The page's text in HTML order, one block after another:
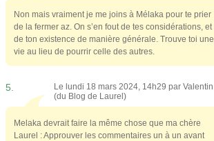
Non mais vraiment je me joins à Mélaka pour te prier
de la fermer az. On s’en fout de tes considérations, et
de ton existence de manière générale. Trouve toi une
vie au lieu de pourrir celle des autres.
5. Le lundi 18 mars 2024, 14h29 par Valentin
(du Blog de Laurel)
Melaka devrait faire la même chose que ma chère
Laurel : Approuver les commentaires un à un avant